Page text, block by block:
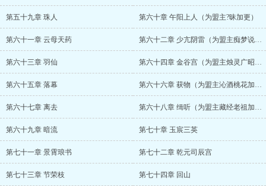
第五十九章 珠人 第六十章 午阳上人（为盟主?昧加更）
第六十一章 云母天药 第六十二章 少亢阴雷（为盟主痴梦说与山鬼听加更）
第六十三章 羽仙 第六十四章 金谷宫（为盟主烛灵广昭真君加更）
第六十五章 落幕 第六十六章 获物（为盟主沁酒桃花加更）
第六十七章 离去 第六十八章 缉听（为盟主藏经老祖加更）
第六十九章 暗流 第七十章 玉宸三英
第七十一章 景霄琅书 第七十二章 乾元司辰宫
第七十三章 节荣枝 第七十四章 回山